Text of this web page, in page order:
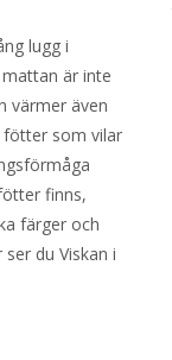
lugg i
är inte
värmer även
fötter som vilar
finns,
färger och
du Viskan i